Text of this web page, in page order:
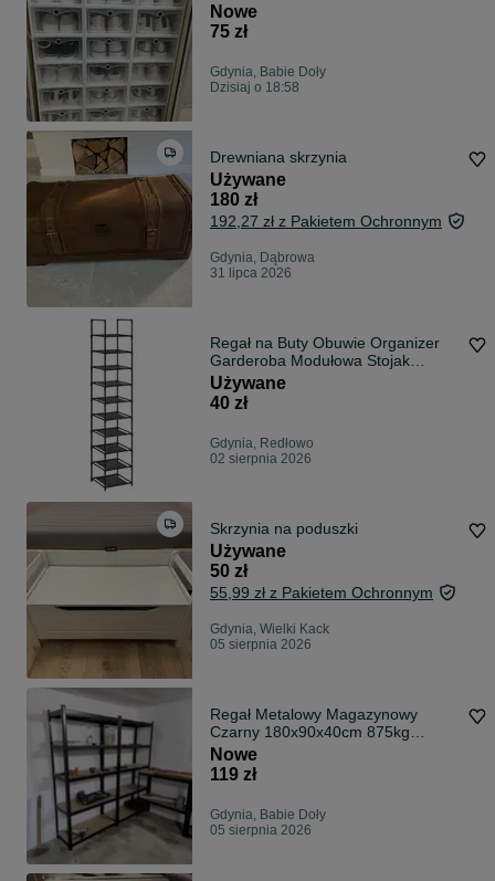
Nowe
75 zł
Gdynia, Babie Doły
Dzisiaj o 18:58
Drewniana skrzynia
Używane
180 zł
192,27 zł z Pakietem Ochronnym
Gdynia, Dąbrowa
31 lipca 2026
Regał na Buty Obuwie Organizer
Garderoba Modułowa Stojak
Metalowy z Materiałem 10 Półek
Używane
40 zł
Gdynia, Redłowo
02 sierpnia 2026
Skrzynia na poduszki
Używane
50 zł
55,99 zł z Pakietem Ochronnym
Gdynia, Wielki Kack
05 sierpnia 2026
Regał Metalowy Magazynowy
Czarny 180x90x40cm 875kg
Sklepowy Garażowy
Nowe
119 zł
Gdynia, Babie Doły
05 sierpnia 2026